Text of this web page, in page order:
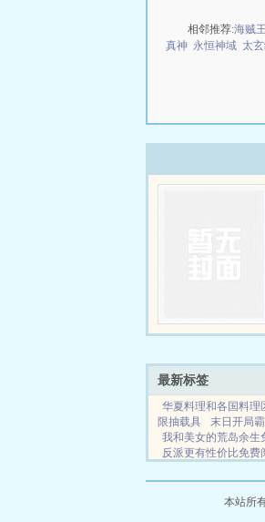
相邻推荐:海贼
真神 永恒神域 太
最新标签
华夏料理和各国料理
限抽载具
末日开局
我和美女的荒岛余生
反派更有性价比免费
借精生子没完结吗
本站所